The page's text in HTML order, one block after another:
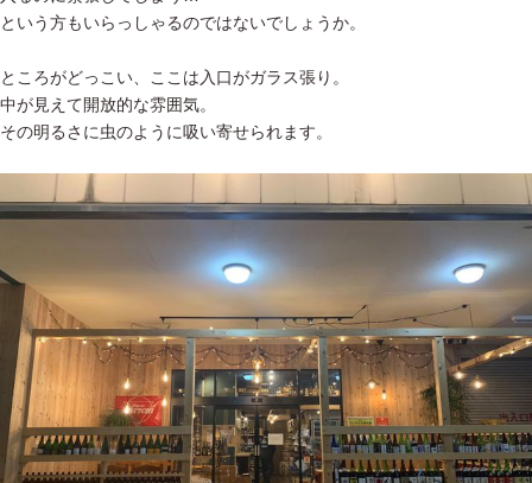
という方もいらっしゃるのではないでしょうか。
ところがどっこい、ここは入口がガラス張り。
中が見えて開放的な雰囲気。
その明るさに虫のように吸い寄せられます。